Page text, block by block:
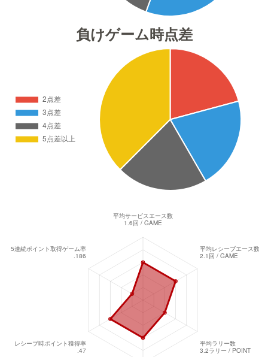
負けゲーム時点差